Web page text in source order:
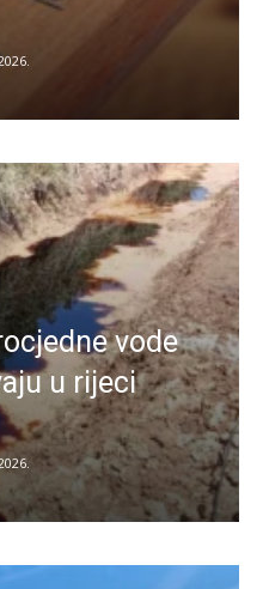
vode
u rijeci